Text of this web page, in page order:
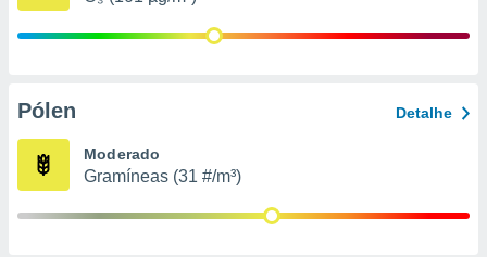
Pólen Detalhe
Moderado
Gramíneas (31 #/m³)